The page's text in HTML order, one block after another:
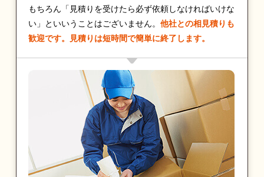
もちろん「見積りを受けたら必ず依頼しなければいけな
い」といいうことはございません。 他社との相見積りも
歓迎です。見積りは短時間で簡単に終了します。